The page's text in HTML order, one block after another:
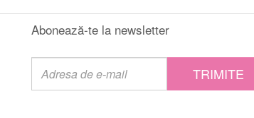
Abonează-te la newsletter
TRIMITE